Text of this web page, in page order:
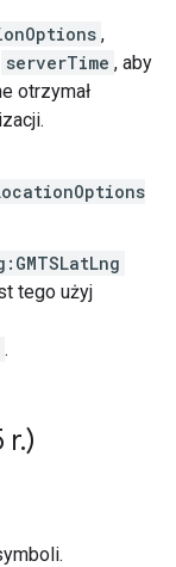
,
serverTime , aby
otrzymał
tego użyj
.
r.)